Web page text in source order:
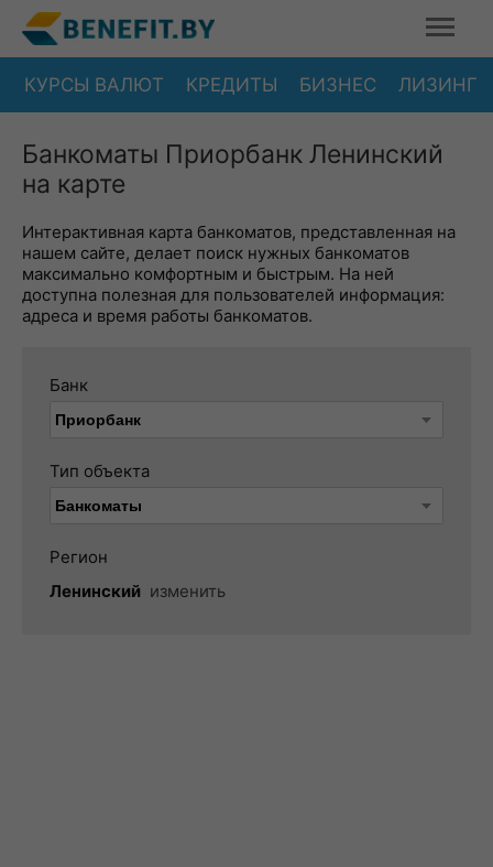
КУРСЫ ВАЛЮТ КРЕДИТЫ БИЗНЕС ЛИЗИНГ
Банкоматы Приорбанк Ленинский
на карте
Интерактивная карта банкоматов, представленная на
нашем сайте, делает поиск нужных банкоматов
максимально комфортным и быстрым. На ней
доступна полезная для пользователей информация:
адреса и время работы банкоматов.
Банк
Тип объекта
Регион
Ленинский изменить